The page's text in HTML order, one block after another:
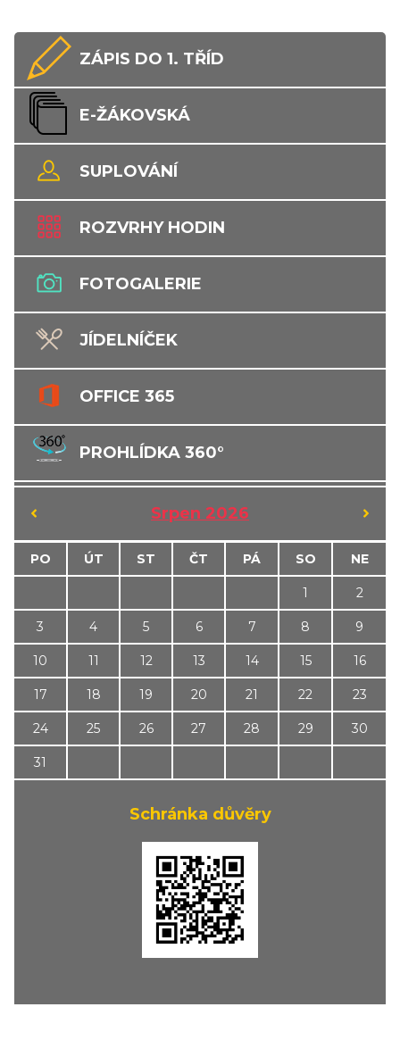
ZÁPIS DO 1. TŘÍD
E-ŽÁKOVSKÁ
SUPLOVÁNÍ
ROZVRHY HODIN
FOTOGALERIE
JÍDELNÍČEK
OFFICE 365
PROHLÍDKA 360°
Srpen 2026
PO ÚT ST ČT PÁ SO NE
1 2
3 4 5 6 7 8 9
10 11 12 13 14 15 16
17 18 19 20 21 22 23
24 25 26 27 28 29 30
31
Schránka důvěry